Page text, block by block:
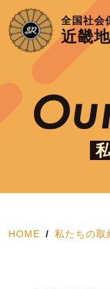
全国社会
近畿
HOME 私たちの取